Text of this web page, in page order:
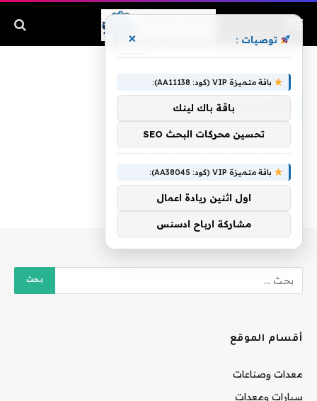
المسحب
أقسام الموقع
معدات وصناعات
سيارات ومعدات
توصيات : ×
باقة متميزة VIP (كود: AA11138):
باقة باك لينك
تحسين محركات البحث SEO
باقة متميزة VIP (كود: AA38045):
اول اثنين ريادة اعمال
مشاركة ارباح ادسنس